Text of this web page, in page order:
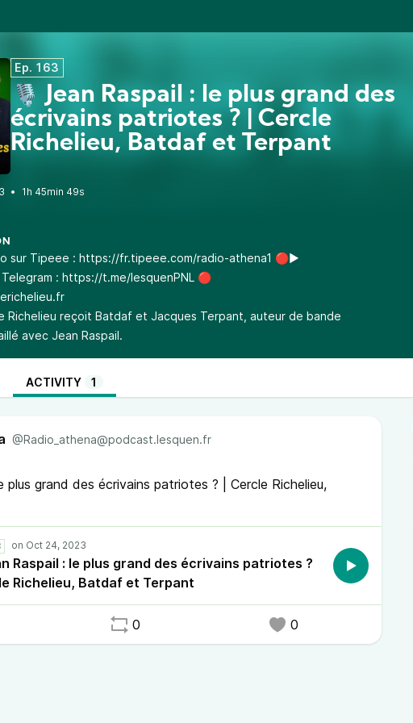
Ep. 163
🎙 Jean Raspail : le plus grand des
écrivains patriotes ? | Cercle
Richelieu, Batdaf et Terpant
• 1h 45min 49s
sur Tipeee : https://fr.tipeee.com/radio-athena1 🔴▶️
: https://t.me/lesquenPNL 🔴
Richelieu reçoit Batdaf et Jacques Terpant, auteur de bande
avec Jean Raspail.
ACTIVITY 1
@Radio_athena@podcast.lesquen.fr
grand des écrivains patriotes ? | Cercle Richelieu,
Raspail : le plus grand des écrivains patriotes ?
Richelieu, Batdaf et Terpant
0 0